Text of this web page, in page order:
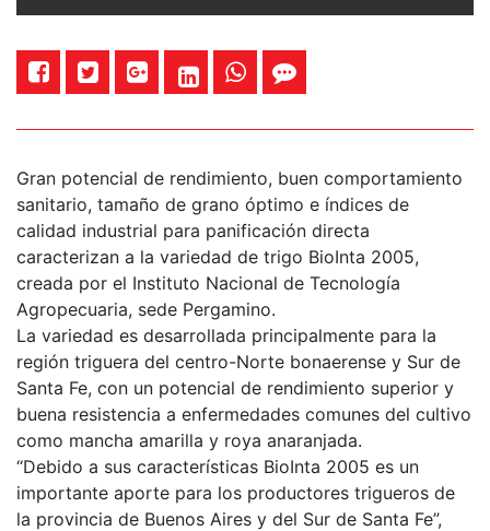
Gran potencial de rendimiento, buen comportamiento
sanitario, tamaño de grano óptimo e índices de
calidad industrial para panificación directa
caracterizan a la variedad de trigo BioInta 2005,
creada por el Instituto Nacional de Tecnología
Agropecuaria, sede Pergamino.
La variedad es desarrollada principalmente para la
región triguera del centro-Norte bonaerense y Sur de
Santa Fe, con un potencial de rendimiento superior y
buena resistencia a enfermedades comunes del cultivo
como mancha amarilla y roya anaranjada.
“Debido a sus características BioInta 2005 es un
importante aporte para los productores trigueros de
la provincia de Buenos Aires y del Sur de Santa Fe”,